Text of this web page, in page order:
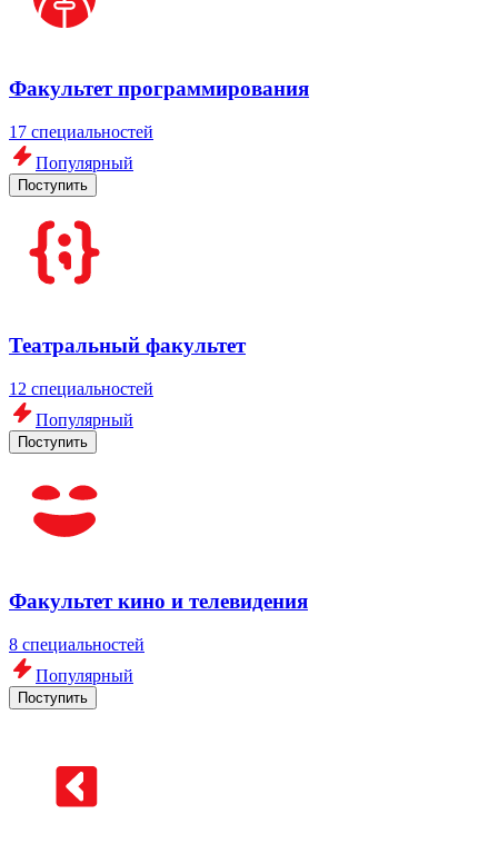
Факультет программирования
17 специальностей
Популярный
Поступить
Театральный факультет
12 специальностей
Популярный
Поступить
Факультет кино и телевидения
8 специальностей
Популярный
Поступить